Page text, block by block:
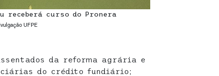
receberá curso do Pronera
UFPE
da reforma agrária e
do crédito fundiário;